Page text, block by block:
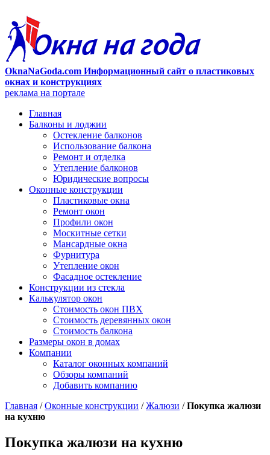
OknaNaGoda.com Информационный сайт о пластиковых
окнах и конструкциях
реклама на портале
Главная
Балконы и лоджии
Остекление балконов
Использование балкона
Ремонт и отделка
Утепление балконов
Юридические вопросы
Оконные конструкции
Пластиковые окна
Ремонт окон
Профили окон
Москитные сетки
Мансардные окна
Фурнитура
Утепление окон
Фасадное остекление
Конструкции из стекла
Калькулятор окон
Стоимость окон ПВХ
Стоимость деревянных окон
Стоимость балкона
Размеры окон в домах
Компании
Каталог оконных компаний
Обзоры компаний
Добавить компанию
Главная /Оконные конструкции /Жалюзи /Покупка жалюзи
на кухню
Покупка жалюзи на кухню